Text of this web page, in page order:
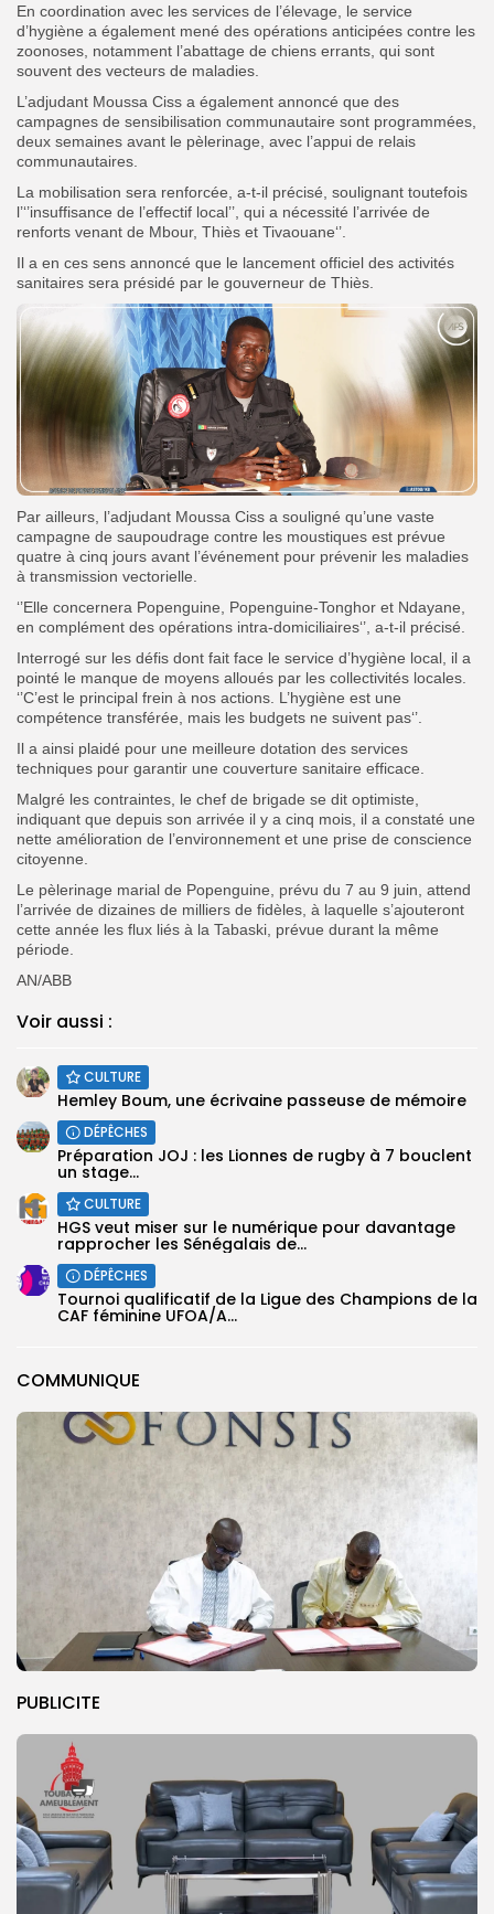
COMMUNIQUE
PUBLICITE
En coordination avec les services de l’élevage, le service
d’hygiène a également mené des opérations anticipées contre les
zoonoses, notamment l’abattage de chiens errants, qui sont
souvent des vecteurs de maladies.
L’adjudant Moussa Ciss a également annoncé que des
campagnes de sensibilisation communautaire sont programmées,
deux semaines avant le pèlerinage, avec l’appui de relais
communautaires.
La mobilisation sera renforcée, a-t-il précisé, soulignant toutefois
l’‘’insuffisance de l’effectif local’’, qui a nécessité l’arrivée de
renforts venant de Mbour, Thiès et Tivaouane‘’.
Il a en ces sens annoncé que le lancement officiel des activités
sanitaires sera présidé par le gouverneur de Thiès.
Par ailleurs, l’adjudant Moussa Ciss a souligné qu’une vaste
campagne de saupoudrage contre les moustiques est prévue
quatre à cinq jours avant l’événement pour prévenir les maladies
à transmission vectorielle.
‘’Elle concernera Popenguine, Popenguine-Tonghor et Ndayane,
en complément des opérations intra-domiciliaires‘’, a-t-il précisé.
Interrogé sur les défis dont fait face le service d’hygiène local, il a
pointé le manque de moyens alloués par les collectivités locales.
‘’C’est le principal frein à nos actions. L’hygiène est une
compétence transférée, mais les budgets ne suivent pas‘’.
Il a ainsi plaidé pour une meilleure dotation des services
techniques pour garantir une couverture sanitaire efficace.
Malgré les contraintes, le chef de brigade se dit optimiste
indiquant que depuis son arrivée il y a cinq mois, il a constaté une
nette amélioration de l’environnement et une prise de conscience
citoyenne.
Le pèlerinage marial de Popenguine, prévu du 7 au 9 juin, attend
l’arrivée de dizaines de milliers de fidèles, à laquelle s’ajouteront
cette année les flux liés à la Tabaski, prévue durant la même
période.
AN/ABB
Voir aussi :
CULTURE
Hemley Boum, une écrivaine passeuse de mémoire
DÉPÊCHES
Préparation JOJ : les Lionnes de rugby à 7 bouclent
un stage...
CULTURE
HGS veut miser sur le numérique pour davantage
rapprocher les Sénégalais de...
DÉPÊCHES
‎Tournoi qualificatif de la Ligue des Champions de la
CAF féminine UFOA/A...